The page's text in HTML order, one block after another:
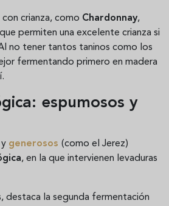
con crianza, como Chardonnay,
que permiten una excelente crianza si
no tener tantos taninos como los
fermentando primero en madera
espumosos y
y generosos (como el Jerez)
, en la que intervienen levaduras
destaca la segunda fermentación